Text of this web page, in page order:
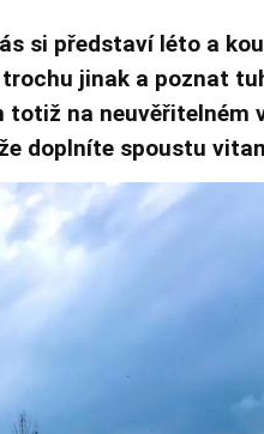
si představí léto a
jinak a poznat
totiž na neuvěřitelném
doplníte spoustu